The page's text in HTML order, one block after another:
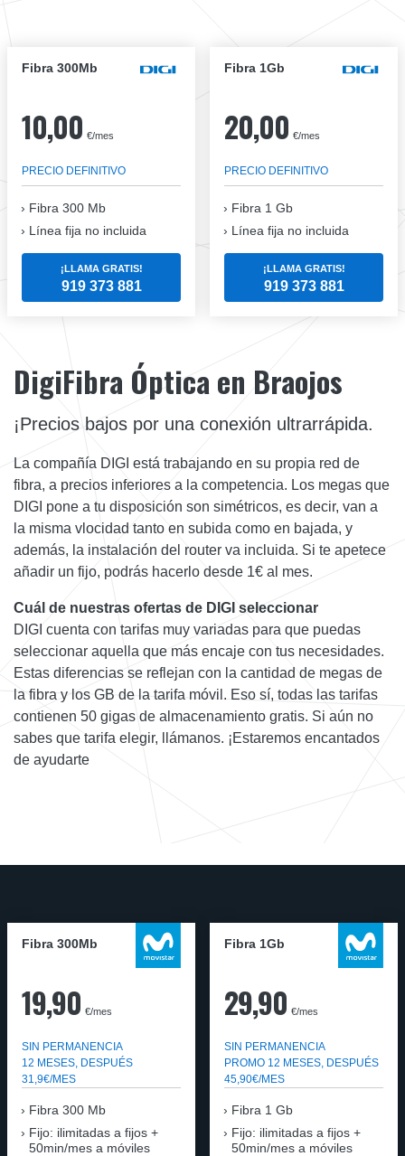
Fibra 300Mb
10,00 €/mes
PRECIO DEFINITIVO
Fibra 300 Mb
Línea fija no incluida
¡LLAMA GRATIS!
919 373 881
Fibra 1Gb
20,00 €/mes
PRECIO DEFINITIVO
Fibra 1 Gb
Línea fija no incluida
¡LLAMA GRATIS!
919 373 881
DigiFibra Óptica en Braojos
¡Precios bajos por una conexión ultrarrápida.
La compañía DIGI está trabajando en su propia red de
fibra, a precios inferiores a la competencia. Los megas que
DIGI pone a tu disposición son simétricos, es decir, van a
la misma vlocidad tanto en subida como en bajada, y
además, la instalación del router va incluida. Si te apetece
añadir un fijo, podrás hacerlo desde 1€ al mes.
Cuál de nuestras ofertas de DIGI seleccionar
DIGI cuenta con tarifas muy variadas para que puedas
seleccionar aquella que más encaje con tus necesidades.
Estas diferencias se reflejan con la cantidad de megas de
la fibra y los GB de la tarifa móvil. Eso sí, todas las tarifas
contienen 50 gigas de almacenamiento gratis. Si aún no
sabes que tarifa elegir, llámanos. ¡Estaremos encantados
de ayudarte
Fibra 300Mb
19,90 €/mes
SIN PERMANENCIA
12 MESES, DESPUÉS
31,9€/MES
Fibra 300 Mb
Fijo: ilimitadas a fijos +
50min/mes a móviles
Fibra 1Gb
29,90 €/mes
SIN PERMANENCIA
PROMO 12 MESES, DESPUÉS
45,90€/MES
Fibra 1 Gb
Fijo: ilimitadas a fijos +
50min/mes a móviles